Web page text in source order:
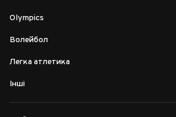
Olympics
Волейбол
Легка атлетика
Інші